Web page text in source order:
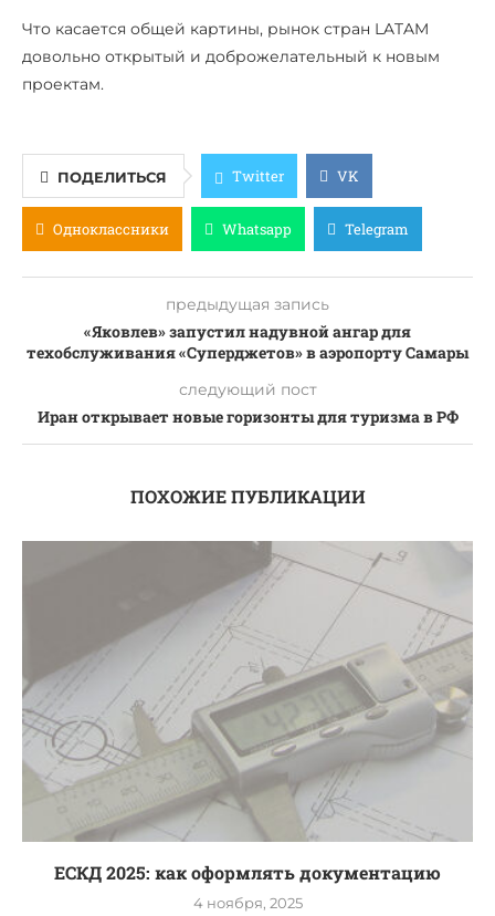
Что касается общей картины, рынок стран LATAM
довольно открытый и доброжелательный к новым
проектам.
ПОДЕЛИТЬСЯ Twitter VK
Одноклассники Whatsapp Telegram
предыдущая запись
«Яковлев» запустил надувной ангар для
техобслуживания «Суперджетов» в аэропорту Самары
следующий пост
Иран открывает новые горизонты для туризма в РФ
ПОХОЖИЕ ПУБЛИКАЦИИ
ЕСКД 2025: как оформлять документацию
4 ноября, 2025